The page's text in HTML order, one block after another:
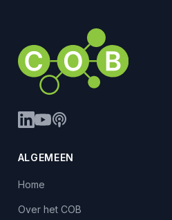
ALGEMEEN
Home
Over het COB